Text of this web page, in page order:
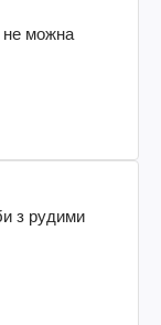
не можна
з рудими